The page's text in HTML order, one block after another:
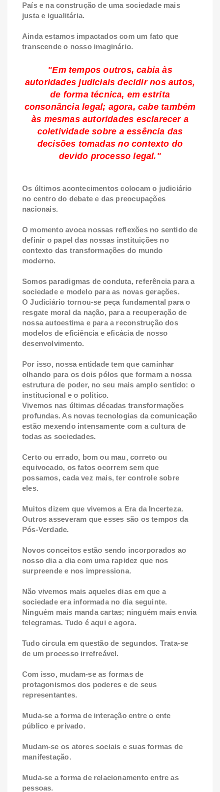
País e na construção de uma sociedade mais
justa e igualitária.
Ainda estamos impactados com um fato que
transcende o nosso imaginário.
"Em tempos outros, cabia às
autoridades judiciais decidir nos autos,
de forma técnica, em estrita
consonância legal; agora, cabe também
às mesmas autoridades esclarecer a
coletividade sobre a essência das
decisões tomadas no contexto do
devido processo legal."
Os últimos acontecimentos colocam o judiciário
no centro do debate e das preocupações
nacionais.
O momento avoca nossas reflexões no sentido de
definir o papel das nossas instituições no
contexto das transformações do mundo
moderno.
Somos paradigmas de conduta, referência para a
sociedade e modelo para as novas gerações.
O Judiciário tornou-se peça fundamental para o
resgate moral da nação, para a recuperação de
nossa autoestima e para a reconstrução dos
modelos de eficiência e eficácia de nosso
desenvolvimento.
Por isso, nossa entidade tem que caminhar
olhando para os dois pólos que formam a nossa
estrutura de poder, no seu mais amplo sentido: o
institucional e o político.
Vivemos nas últimas décadas transformações
profundas. As novas tecnologias da comunicação
estão mexendo intensamente com a cultura de
todas as sociedades.
Certo ou errado, bom ou mau, correto ou
equivocado, os fatos ocorrem sem que
possamos, cada vez mais, ter controle sobre
eles.
Muitos dizem que vivemos a Era da Incerteza.
Outros asseveram que esses são os tempos da
Pós-Verdade.
Novos conceitos estão sendo incorporados ao
nosso dia a dia com uma rapidez que nos
surpreende e nos impressiona.
Não vivemos mais aqueles dias em que a
sociedade era informada no dia seguinte.
Ninguém mais manda cartas; ninguém mais envia
telegramas. Tudo é aqui e agora.
Tudo circula em questão de segundos. Trata-se
de um processo irrefreável.
Com isso, mudam-se as formas de
protagonismos dos poderes e de seus
representantes.
Muda-se a forma de interação entre o ente
público e privado.
Mudam-se os atores sociais e suas formas de
manifestação.
Muda-se a forma de relacionamento entre as
pessoas.